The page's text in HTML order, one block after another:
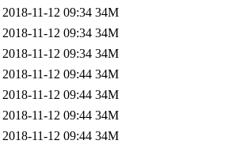
2018-11-12 09:34 34M
2018-11-12 09:34 34M
2018-11-12 09:34 34M
2018-11-12 09:44 34M
2018-11-12 09:44 34M
2018-11-12 09:44 34M
2018-11-12 09:44 34M